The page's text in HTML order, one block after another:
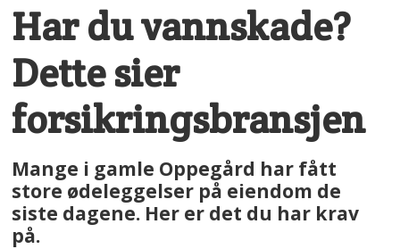
Har du vannskade?
Dette sier
forsikringsbransjen
Mange i gamle Oppegård har fått
store ødeleggelser på eiendom de
siste dagene. Her er det du har krav
på.